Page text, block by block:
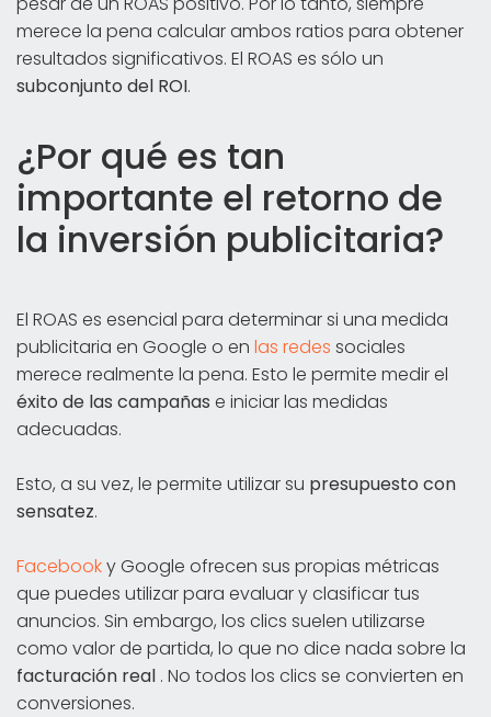
merece la pena calcular ambos ratios para obtener
resultados significativos. El ROAS es sólo un
subconjunto del ROI.
¿Por qué es tan
importante el retorno de
la inversión publicitaria?
El ROAS es esencial para determinar si una medida
publicitaria en Google o en las redes sociales
merece realmente la pena. Esto le permite medir el
éxito de las campañas e iniciar las medidas
adecuadas.
Esto, a su vez, le permite utilizar su presupuesto con
sensatez.
Facebooky Google ofrecen sus propias métricas
que puedes utilizar para evaluar y clasificar tus
anuncios. Sin embargo, los clics suelen utilizarse
como valor de partida, lo que no dice nada sobre la
facturación real . No todos los clics se convierten en
conversiones.